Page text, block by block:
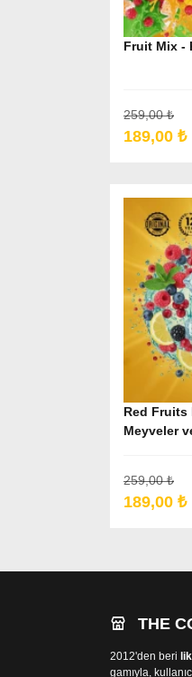
Fruit Mix -
259,00 ₺
189,00 ₺
Red Fruits
Meyveler
259,00 ₺
189,00 ₺
THE
2012'den beri
gamıyla,